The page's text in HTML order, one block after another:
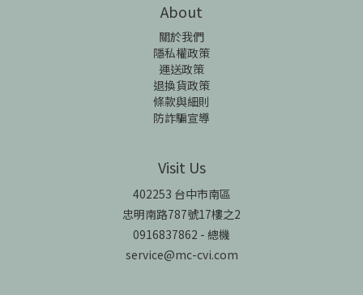
About
關於我們
隱私權政策
運送政策
退換貨政策
條款與細則
防詐騙宣導
Visit Us
402253 台中市南區
忠明南路787號17樓之2
0916837862 - 總機
service@mc-cvi.com